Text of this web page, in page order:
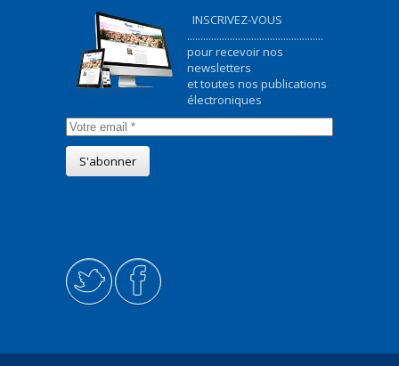
INSCRIVEZ-VOUS
...................................................
pour recevoir nos
newsletters
et toutes nos publications
électroniques